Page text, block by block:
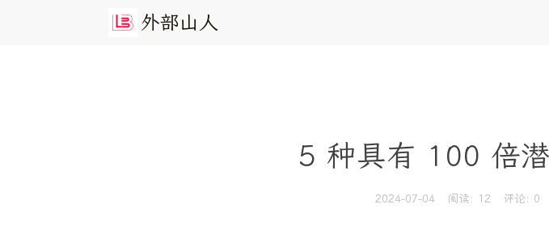
外部山 人
5 种具有 100 倍
2024-07-04 阅读: 12 评论: 0